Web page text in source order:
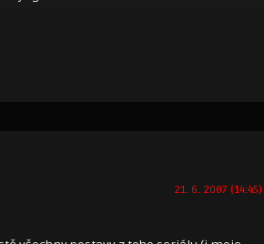
21. 6. 2007 (14:45)